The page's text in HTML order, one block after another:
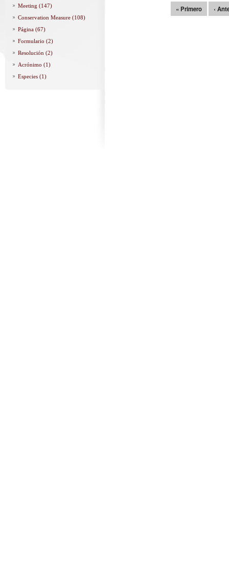
Meeting (147)
Conservation Measure (108)
Página (67)
Formulario (2)
Resolución (2)
Acrónimo (1)
Especies (1)
« Primero ‹